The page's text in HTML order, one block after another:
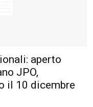
aperto
JPO,
il 10 dicembre